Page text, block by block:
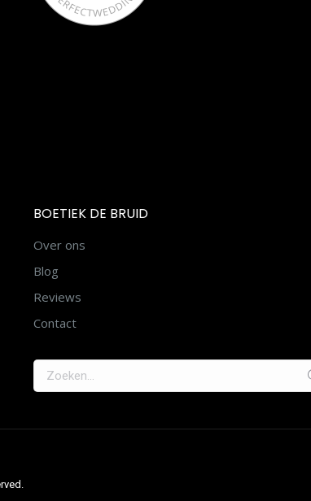
BOETIEK DE BRUID
Over ons
Blog
Reviews
Contact
Zoeken: